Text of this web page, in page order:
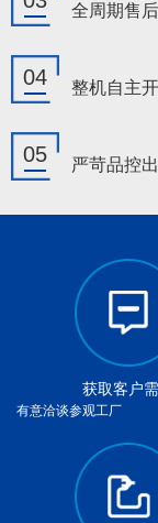
全周期售
04 整机自主
05 严苛品控
获取客户
有意洽谈参观工厂